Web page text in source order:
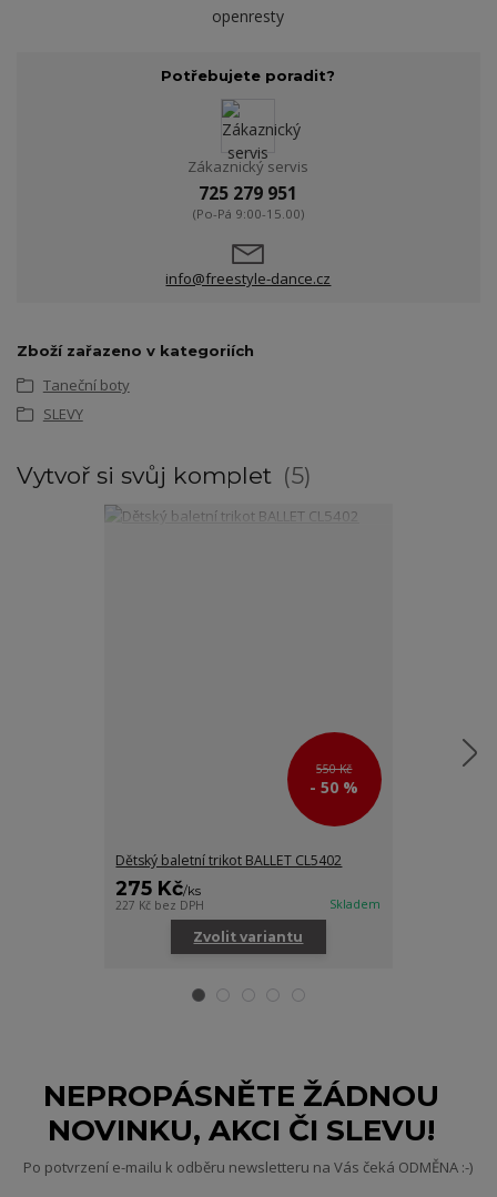
openresty
Potřebujete poradit?
Zákaznický servis
725 279 951
(Po-Pá 9:00-15.00)
info@freestyle-dance.cz
Zboží zařazeno v kategoriích
Taneční boty
SLEVY
Vytvoř si svůj komplet 5
550 Kč
- 50 %
Dětský baletní trikot BALLET CL5402
275 Kč/ks
227 Kč bez DPH Skladem
Zvolit variantu
NEPROPÁSNĚTE ŽÁDNOU
NOVINKU, AKCI ČI SLEVU!
Po potvrzení e-mailu k odběru newsletteru na Vás čeká ODMĚNA :-)